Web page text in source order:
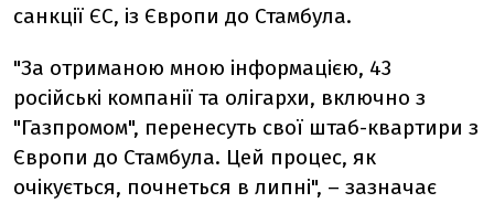
санкції ЄС, із Європи до Стамбула.
"За отриманою мною інформацією, 43
російські компанії та олігархи, включно з
"Газпромом", перенесуть свої штаб-квартири з
Європи до Стамбула. Цей процес, як
очікується, почнеться в липні", – зазначає